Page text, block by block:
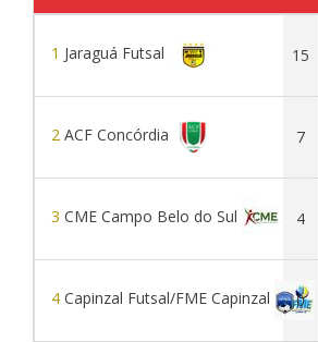
1 Jaraguá Futsal 15
2 ACF Concórdia 7
3 CME Campo Belo do Sul 4
4 Capinzal Futsal/FME Capinzal 0